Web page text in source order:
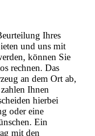
Ihres
und uns mit
können Sie
rechnen. Das
an dem Ort ab,
Ihnen
hierbei
oder eine
Ein
mit den